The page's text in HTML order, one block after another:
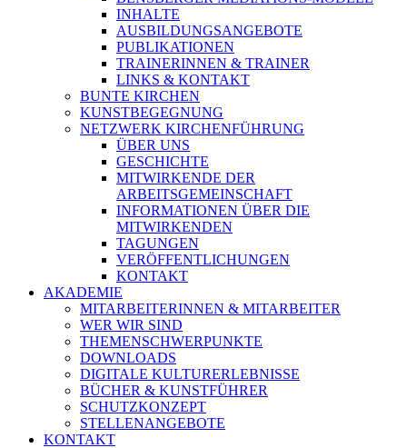
INHALTE
AUSBILDUNGSANGEBOTE
PUBLIKATIONEN
TRAINERINNEN & TRAINER
LINKS & KONTAKT
BUNTE KIRCHEN
KUNSTBEGEGNUNG
NETZWERK KIRCHENFÜHRUNG
ÜBER UNS
GESCHICHTE
MITWIRKENDE DER
ARBEITSGEMEINSCHAFT
INFORMATIONEN ÜBER DIE
MITWIRKENDEN
TAGUNGEN
VERÖFFENTLICHUNGEN
KONTAKT
AKADEMIE
MITARBEITERINNEN & MITARBEITER
WER WIR SIND
THEMENSCHWERPUNKTE
DOWNLOADS
DIGITALE KULTURERLEBNISSE
BÜCHER & KUNSTFÜHRER
SCHUTZKONZEPT
STELLENANGEBOTE
KONTAKT